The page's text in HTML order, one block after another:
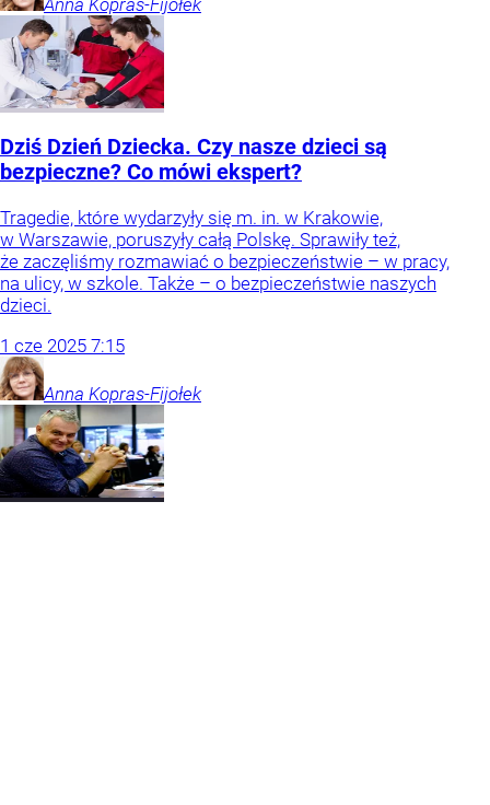
Anna Kopras-Fijołek
Dziś Dzień Dziecka. Czy nasze dzieci są
bezpieczne? Co mówi ekspert?
Tragedie, które wydarzyły się m. in. w Krakowie,
w Warszawie, poruszyły całą Polskę. Sprawiły też,
że zaczęliśmy rozmawiać o bezpieczeństwie – w pracy,
na ulicy, w szkole. Także – o bezpieczeństwie naszych
dzieci.
1 cze 2025 7:15
Anna Kopras-Fijołek